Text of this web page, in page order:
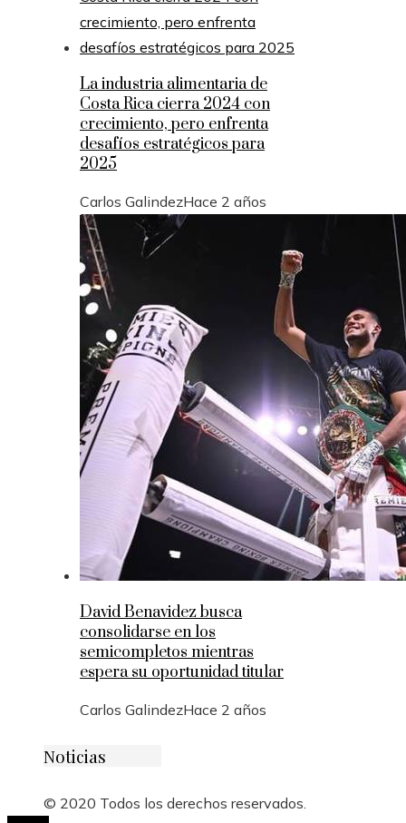
La industria alimentaria de
Costa Rica cierra 2024 con
crecimiento, pero enfrenta
desafíos estratégicos para
2025
Carlos GalindezHace 2 años
David Benavidez busca
consolidarse en los
semicompletos mientras
espera su oportunidad titular
Carlos GalindezHace 2 años
Noticias
© 2020 Todos los derechos reservados.